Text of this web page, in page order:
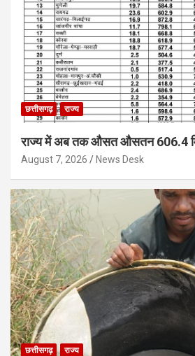
छत्तीसगढ़ राज्य
राज्य में अब तक औसत औसतन 606.4
August 7, 2026 News Desk
छत्तीसगढ़ राज्य